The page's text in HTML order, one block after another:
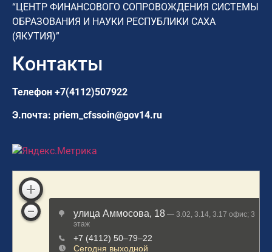
“ЦЕНТР ФИНАНСОВОГО СОПРОВОЖДЕНИЯ СИСТЕМЫ
ОБРАЗОВАНИЯ И НАУКИ РЕСПУБЛИКИ САХА
(ЯКУТИЯ)”
Контакты
Телефон +7(4112)507922
Э.почта: priem_cfssoin@gov14.ru